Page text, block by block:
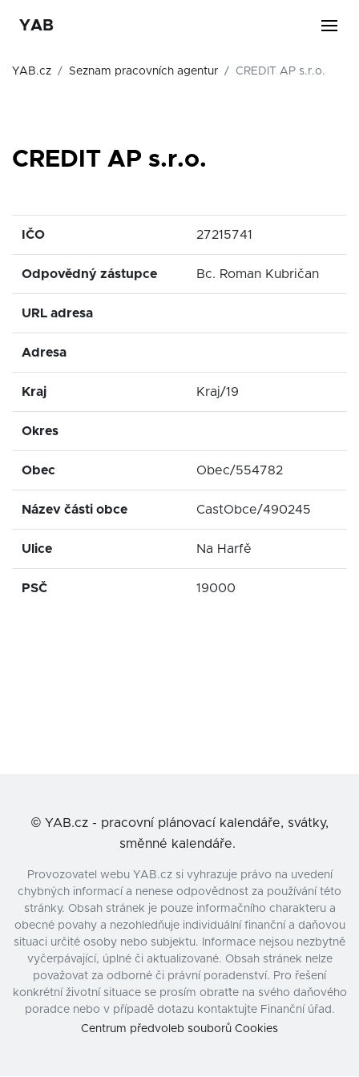
YAB
YAB.cz Seznam pracovních agentur CREDIT AP s.r.o.
CREDIT AP s.r.o.
IČO 27215741
Odpovědný zástupce Bc. Roman Kubričan
URL adresa
Adresa
Kraj Kraj/19
Okres
Obec Obec/554782
Název části obce CastObce/490245
Ulice Na Harfě
PSČ 19000
© YAB.cz - pracovní plánovací kalendáře, svátky,
směnné kalendáře.
Provozovatel webu YAB.cz si vyhrazuje právo na uvedení
chybných informací a nenese odpovědnost za používání této
stránky. Obsah stránek je pouze informačního charakteru a
obecné povahy a nezohledňuje individuální finanční a daňovou
situaci určité osoby nebo subjektu. Informace nejsou nezbytně
vyčerpávající, úplné či aktualizované. Obsah stránek nelze
považovat za odborné či právní poradenství. Pro řešení
konkrétní životní situace se prosím obraťte na svého daňového
poradce nebo v případě dotazu kontaktujte Finanční úřad.
Centrum předvoleb souborů Cookies